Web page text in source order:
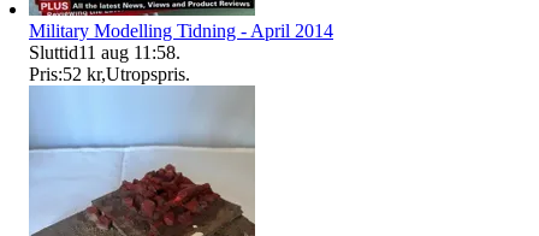
Military Modelling Tidning - April 2014
Sluttid11 aug 11:58.
Pris:52 kr,Utropspris.